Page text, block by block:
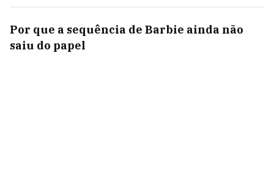
Por que a sequência de Barbie ainda não
saiu do papel